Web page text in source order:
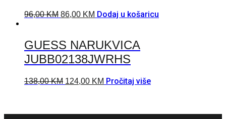
96,00KM 86,00 KM Dodaj u košaricu
GUESS NARUKVICA
JUBB02138JWRHS
138,00KM 124,00 KM Pročitaj više